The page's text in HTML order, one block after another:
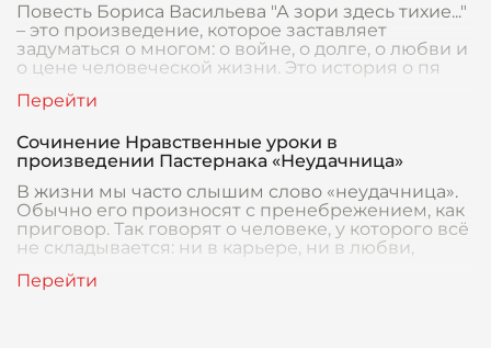
Повесть Бориса Васильева "А зори здесь тихие..."
– это произведение, которое заставляет
задуматься о многом: о войне, о долге, о любви и
о цене человеческой жизни. Это история о пя
Сочинение Нравственные уроки в
произведении Пастернака «Неудачница»
В жизни мы часто слышим слово «неудачница».
Обычно его произносят с пренебрежением, как
приговор. Так говорят о человеке, у которого всё
не складывается: ни в карьере, ни в любви,